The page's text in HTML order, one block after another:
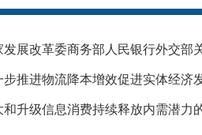
展改革委商务部人民银行外交部
推进物流降本增效促进实体经济
升级信息消费持续释放内需潜力